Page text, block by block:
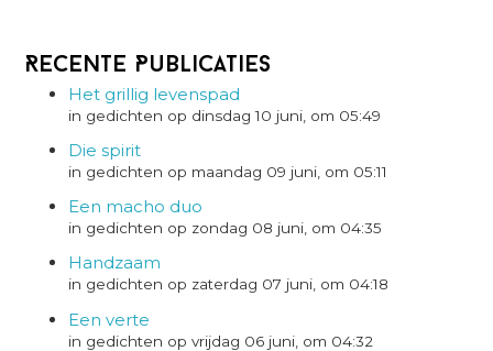
Recente Publicaties
Het grillig levenspad
in gedichten op dinsdag 10 juni, om 05:49
Die spirit
in gedichten op maandag 09 juni, om 05:11
Een macho duo
in gedichten op zondag 08 juni, om 04:35
Handzaam
in gedichten op zaterdag 07 juni, om 04:18
Een verte
in gedichten op vrijdag 06 juni, om 04:32